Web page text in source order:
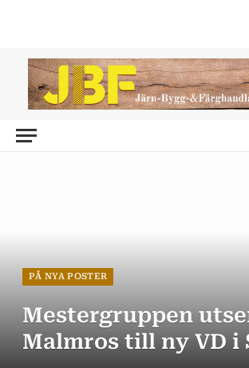
PÅ NYA POSTER
Mestergruppen
Malmros till ny VD i